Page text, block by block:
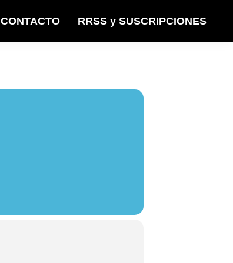
CONTACTO RRSS y SUSCRIPCIONES